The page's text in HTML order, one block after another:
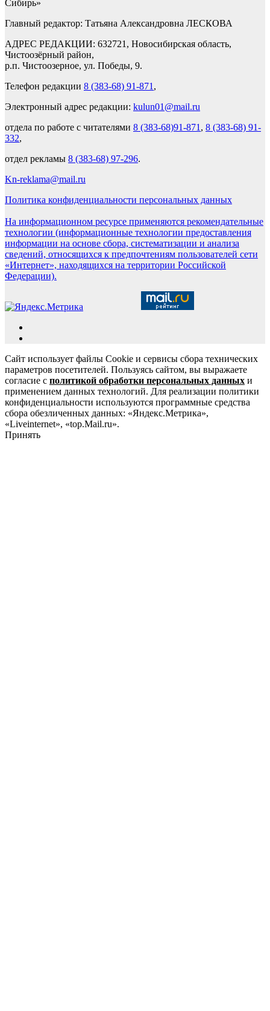
Сибирь»
Главный редактор: Татьяна Александровна ЛЕСКОВА
АДРЕС РЕДАКЦИИ: 632721, Новосибирская область,
Чистоозёрный район,
р.п. Чистоозерное, ул. Победы, 9.
Телефон редакции 8 (383-68) 91-871 ,
Электронный адрес редакции: kulun01@mail.ru
отдела по работе с читателями 8 (383-68)91-871 , 8 (383-68) 91-
332,
отдел рекламы 8 (383-68) 97-296.
Kn-reklama@mail.ru
Политика конфиденциальности персональных данных
На информационном ресурсе применяются рекомендательные
технологии (информационные технологии предоставления
информации на основе сбора, систематизации и анализа
сведений, относящихся к предпочтениям пользователей сети
«Интернет», находящихся на территории Российской
Федерации).
Сайт использует файлы Cookie и сервисы сбора технических
параметров посетителей. Пользуясь сайтом, вы выражаете
согласие с политикой обработки персональных данных и
применением данных технологий. Для реализации политики
конфиденциальности используются программные средства
сбора обезличенных данных: «Яндекс.Метрика»,
«Liveinternet», «top.Mail.ru».
Принять